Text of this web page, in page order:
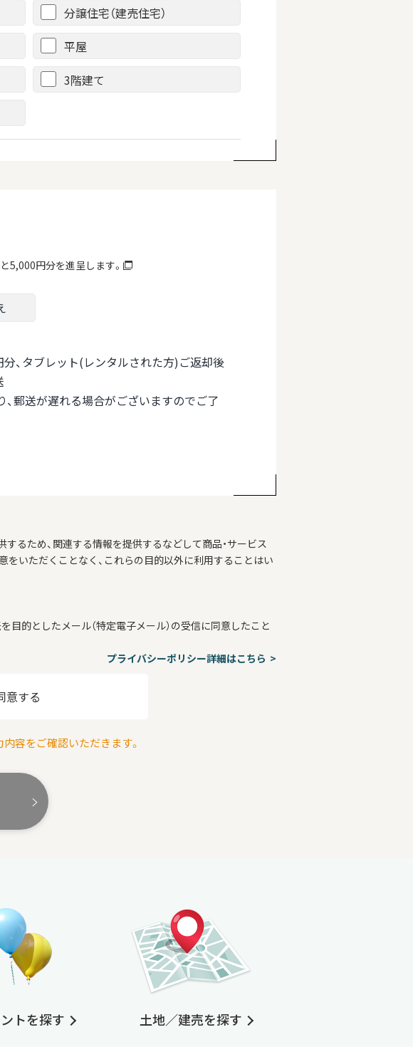
分譲住宅（建売住宅）
平屋
3階建て
5,000円分を進呈します。
、タブレット(レンタルされた方)ご返却後
郵送が遅れる場合がございますのでご了
るため、関連する情報を提供するなどして商品・サービス
をいただくことなく、これらの目的以外に利用することはい
的としたメール（特定電子メール）の受信に同意したこと
プライバシーポリシー詳細はこちら
意する
容をご確認いただきます。
トを探す 土地／建売を探す